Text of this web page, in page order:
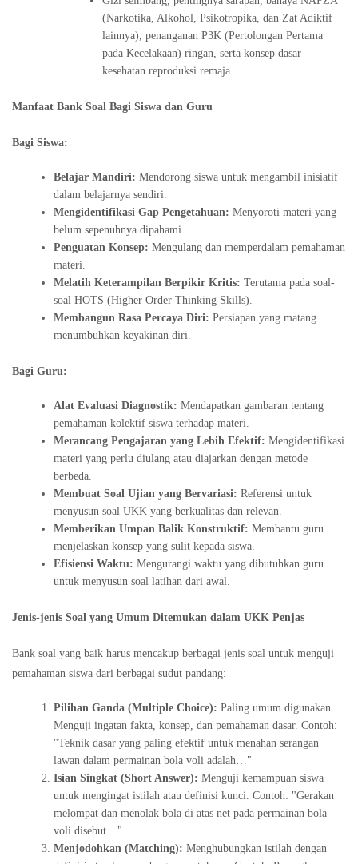
(Narkotika, Alkohol, Psikotropika, dan Zat Adiktif
lainnya), penanganan P3K (Pertolongan Pertama
pada Kecelakaan) ringan, serta konsep dasar
kesehatan reproduksi remaja.
Manfaat Bank Soal Bagi Siswa dan Guru
Bagi Siswa:
Belajar Mandiri: Mendorong siswa untuk mengambil inisiatif
dalam belajarnya sendiri.
Mengidentifikasi Gap Pengetahuan: Menyoroti materi yang
belum sepenuhnya dipahami.
Penguatan Konsep: Mengulang dan memperdalam pemahaman
materi.
Melatih Keterampilan Berpikir Kritis: Terutama pada soal-
soal HOTS (Higher Order Thinking Skills).
Membangun Rasa Percaya Diri: Persiapan yang matang
menumbuhkan keyakinan diri.
Bagi Guru:
Alat Evaluasi Diagnostik: Mendapatkan gambaran tentang
pemahaman kolektif siswa terhadap materi.
Merancang Pengajaran yang Lebih Efektif: Mengidentifikasi
materi yang perlu diulang atau diajarkan dengan metode
berbeda.
Membuat Soal Ujian yang Bervariasi: Referensi untuk
menyusun soal UKK yang berkualitas dan relevan.
Memberikan Umpan Balik Konstruktif: Membantu guru
menjelaskan konsep yang sulit kepada siswa.
Efisiensi Waktu: Mengurangi waktu yang dibutuhkan guru
untuk menyusun soal latihan dari awal.
Jenis-jenis Soal yang Umum Ditemukan dalam UKK Penjas
Bank soal yang baik harus mencakup berbagai jenis soal untuk menguji
pemahaman siswa dari berbagai sudut pandang:
Pilihan Ganda (Multiple Choice): Paling umum digunakan.
Menguji ingatan fakta, konsep, dan pemahaman dasar. Contoh:
"Teknik dasar yang paling efektif untuk menahan serangan
lawan dalam permainan bola voli adalah…"
Isian Singkat (Short Answer): Menguji kemampuan siswa
untuk mengingat istilah atau definisi kunci. Contoh: "Gerakan
melompat dan menolak bola di atas net pada permainan bola
voli disebut…"
Menjodohkan (Matching): Menghubungkan istilah dengan